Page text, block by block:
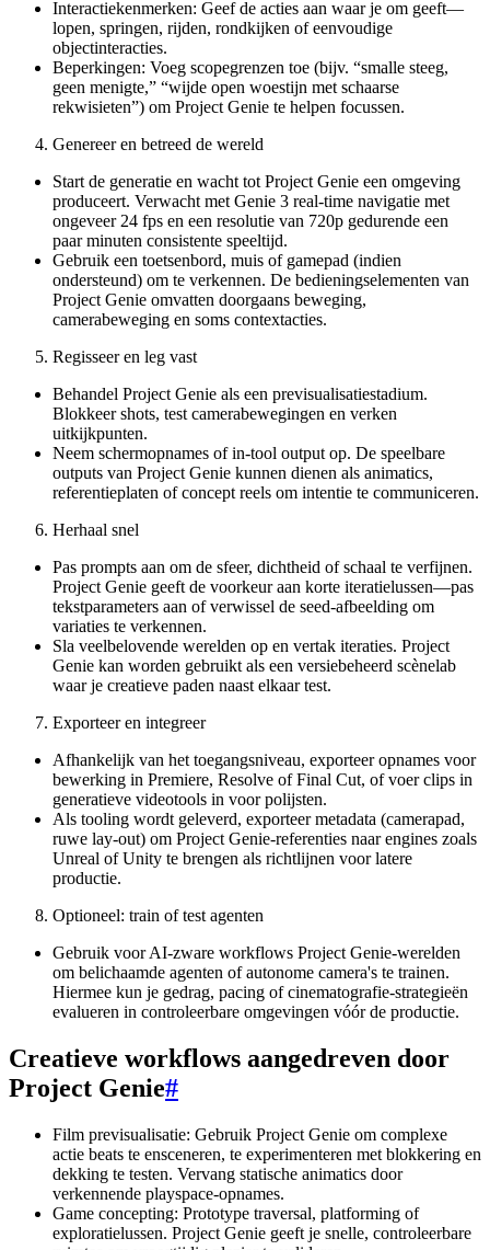
Interactiekenmerken: Geef de acties aan waar je om geeft—
lopen, springen, rijden, rondkijken of eenvoudige
objectinteracties.
Beperkingen: Voeg scopegrenzen toe (bijv. “smalle steeg,
geen menigte,” “wijde open woestijn met schaarse
rekwisieten”) om Project Genie te helpen focussen.
Genereer en betreed de wereld
Start de generatie en wacht tot Project Genie een omgeving
produceert. Verwacht met Genie 3 real-time navigatie met
ongeveer 24 fps en een resolutie van 720p gedurende een
paar minuten consistente speeltijd.
Gebruik een toetsenbord, muis of gamepad (indien
ondersteund) om te verkennen. De bedieningselementen van
Project Genie omvatten doorgaans beweging,
camerabeweging en soms contextacties.
Regisseer en leg vast
Behandel Project Genie als een previsualisatiestadium.
Blokkeer shots, test camerabewegingen en verken
uitkijkpunten.
Neem schermopnames of in-tool output op. De speelbare
outputs van Project Genie kunnen dienen als animatics,
referentieplaten of concept reels om intentie te communiceren.
Herhaal snel
Pas prompts aan om de sfeer, dichtheid of schaal te verfijnen.
Project Genie geeft de voorkeur aan korte iteratielussen—pas
tekstparameters aan of verwissel de seed-afbeelding om
variaties te verkennen.
Sla veelbelovende werelden op en vertak iteraties. Project
Genie kan worden gebruikt als een versiebeheerd scènelab
waar je creatieve paden naast elkaar test.
Exporteer en integreer
Afhankelijk van het toegangsniveau, exporteer opnames voor
bewerking in Premiere, Resolve of Final Cut, of voer clips in
generatieve videotools in voor polijsten.
Als tooling wordt geleverd, exporteer metadata (camerapad,
ruwe lay-out) om Project Genie-referenties naar engines zoals
Unreal of Unity te brengen als richtlijnen voor latere
productie.
Optioneel: train of test agenten
Gebruik voor AI-zware workflows Project Genie-werelden
om belichaamde agenten of autonome camera's te trainen.
Hiermee kun je gedrag, pacing of cinematografie-strategieën
evalueren in controleerbare omgevingen vóór de productie.
Creatieve workflows aangedreven door
Project Genie#
Film previsualisatie: Gebruik Project Genie om complexe
actie beats te ensceneren, te experimenteren met blokkering en
dekking te testen. Vervang statische animatics door
verkennende playspace-opnames.
Game concepting: Prototype traversal, platforming of
exploratielussen. Project Genie geeft je snelle, controleerbare